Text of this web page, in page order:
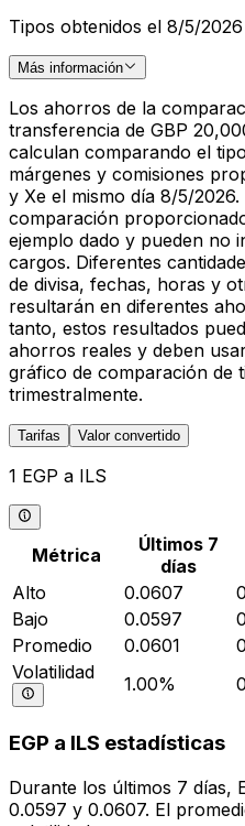
Tipos obtenidos el 8/5/2026
Más información
Los ahorros de la
transferencia de GBP
calculan comparando el
márgenes y comisiones
y Xe el mismo día 8/5/
comparación
ejemplo dado y pueden no
cargos. Diferentes
de divisa, fechas, horas y
resultarán en diferentes
tanto, estos resultados
ahorros reales y deben
gráfico de comparación de
trimestralmente.
Tarifas Valor convertido
1 EGP a ILS
Métrica
Últimos 7
días
Alto
0.0607
Bajo
0.0597
Promedio
0.0601
Volatilidad
1.00%
EGP a ILS estadísticas
Durante los últimos 7 días,
0.0597 y 0.0607. El